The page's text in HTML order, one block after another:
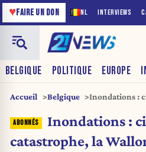
NL INTERVIEWS
♥FAIRE UN DON
BELGIQUE POLITIQUE EUROPE
Accueil Belgique
Inondations :
renforce sa
Inondations :
catastrophe, la